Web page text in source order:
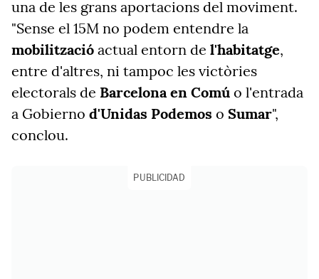
una de les grans aportacions del moviment.
"Sense el 15M no podem entendre la
mobilització actual entorn de l'habitatge,
entre d'altres, ni tampoc les victòries
electorals de Barcelona en Comú o l'entrada
a Gobierno d'Unidas Podemos o Sumar",
conclou.
PUBLICIDAD